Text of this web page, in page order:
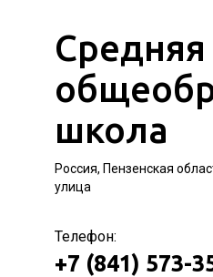
Средняя
школа
Россия, Пензенская
улица
Телефон:
+7 (841) 573-